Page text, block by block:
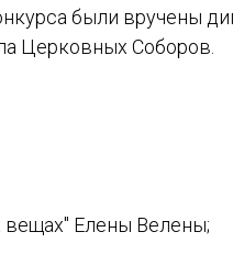
были вручены
Церковных Соборов.
Елены Велены;